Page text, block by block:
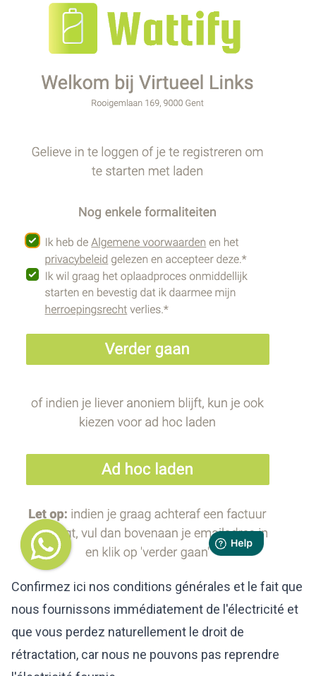
Confirmez ici nos conditions générales et le fait que
nous fournissons immédiatement de l'électricité et
que vous perdez naturellement le droit de
rétractation, car nous ne pouvons pas reprendre